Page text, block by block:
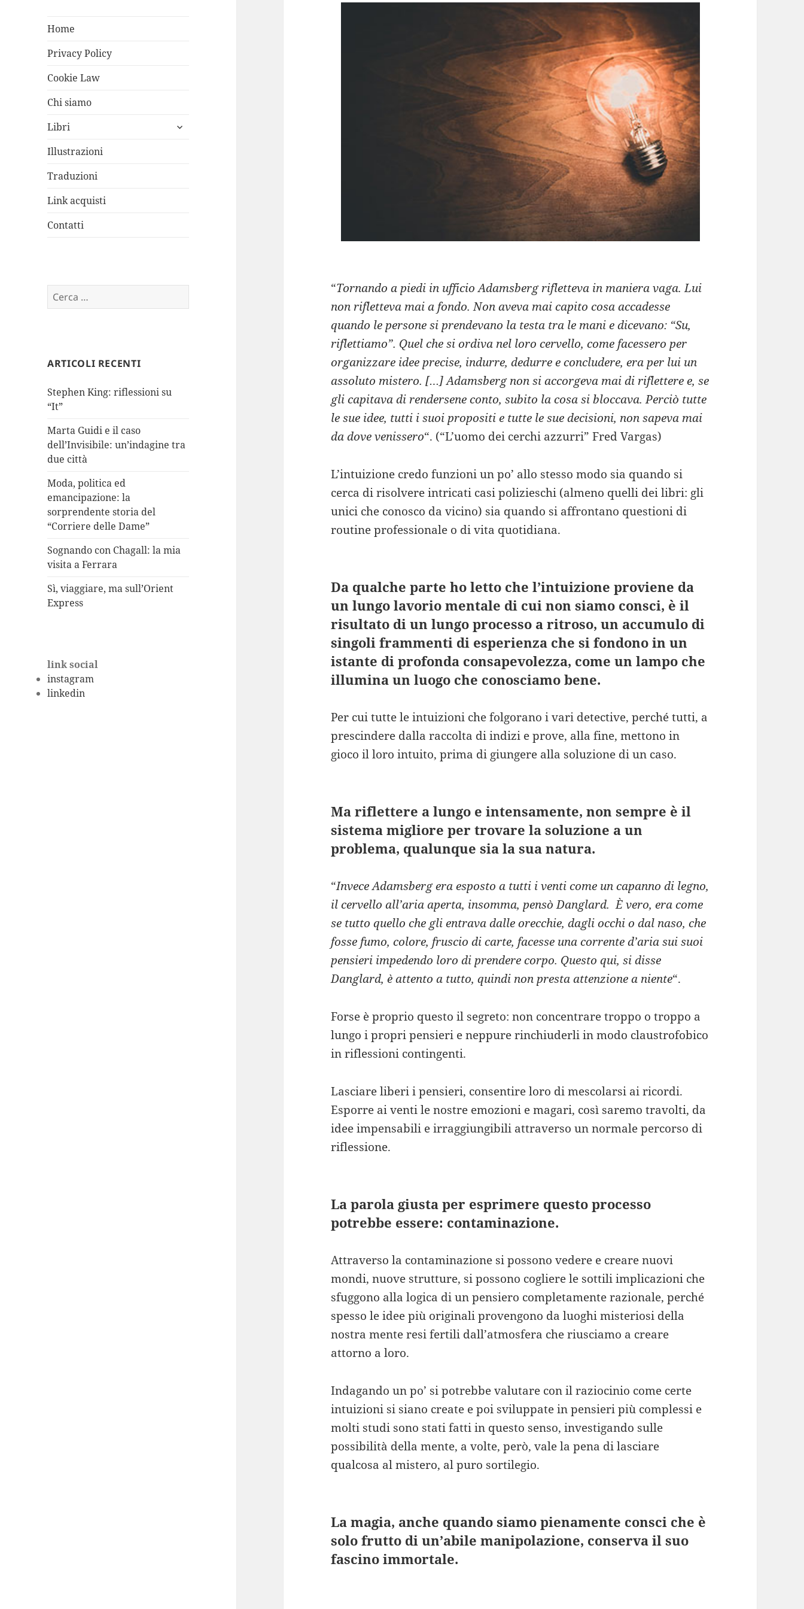
Home
Privacy Policy
Cookie Law
Chi siamo
Libri
apri
Illustrazioni
Traduzioni
Link acquisti
Contatti
Ricerca
per:
ARTICOLI RECENTI
Stephen King: riflessioni su
“It”
Marta Guidi e il caso
dell’Invisibile: un’indagine tra
due città
Moda, politica ed
emancipazione: la
sorprendente storia del
“Corriere delle Dame”
Sognando con Chagall: la mia
visita a Ferrara
Sì, viaggiare, ma sull’Orient
Express
link social
instagram
linkedin
“Tornando a piedi in ufficio Adamsberg rifletteva in maniera vaga. Lui
non rifletteva mai a fondo. Non aveva mai capito cosa accadesse
quando le persone si prendevano la testa tra le mani e dicevano: “Su,
riflettiamo”. Quel che si ordiva nel loro cervello, come facessero per
organizzare idee precise, indurre, dedurre e concludere, era per lui un
assoluto mistero. […] Adamsberg non si accorgeva mai di riflettere e, se
gli capitava di rendersene conto, subito la cosa si bloccava. Perciò tutte
le sue idee, tutti i suoi propositi e tutte le sue decisioni, non sapeva mai
da dove venissero“. (“L’uomo dei cerchi azzurri” Fred Vargas)
L’intuizione credo funzioni un po’ allo stesso modo sia quando si
cerca di risolvere intricati casi polizieschi (almeno quelli dei libri: gli
unici che conosco da vicino) sia quando si affrontano questioni di
routine professionale o di vita quotidiana.
Da qualche parte ho letto che l’intuizione proviene da
un lungo lavorio mentale di cui non siamo consci, è il
risultato di un lungo processo a ritroso, un accumulo di
singoli frammenti di esperienza che si fondono in un
istante di profonda consapevolezza, come un lampo che
illumina un luogo che conosciamo bene.
Per cui tutte le intuizioni che folgorano i vari detective, perché tutti, a
prescindere dalla raccolta di indizi e prove, alla fine, mettono in
gioco il loro intuito, prima di giungere alla soluzione di un caso.
Ma riflettere a lungo e intensamente, non sempre è il
sistema migliore per trovare la soluzione a un
problema, qualunque sia la sua natura.
“Invece Adamsberg era esposto a tutti i venti come un capanno di legno,
il cervello all’aria aperta, insomma, pensò Danglard. È vero, era come
se tutto quello che gli entrava dalle orecchie, dagli occhi o dal naso, che
fosse fumo, colore, fruscio di carte, facesse una corrente d’aria sui suoi
pensieri impedendo loro di prendere corpo. Questo qui, si disse
Danglard, è attento a tutto, quindi non presta attenzione a niente“.
Forse è proprio questo il segreto: non concentrare troppo o troppo a
lungo i propri pensieri e neppure rinchiuderli in modo claustrofobico
in riflessioni contingenti.
Lasciare liberi i pensieri, consentire loro di mescolarsi ai ricordi.
Esporre ai venti le nostre emozioni e magari, così saremo travolti, da
idee impensabili e irraggiungibili attraverso un normale percorso di
riflessione.
La parola giusta per esprimere questo processo
potrebbe essere: contaminazione.
Attraverso la contaminazione si possono vedere e creare nuovi
mondi, nuove strutture, si possono cogliere le sottili implicazioni che
sfuggono alla logica di un pensiero completamente razionale, perché
spesso le idee più originali provengono da luoghi misteriosi della
nostra mente resi fertili dall’atmosfera che riusciamo a creare
attorno a loro.
Indagando un po’ si potrebbe valutare con il raziocinio come certe
intuizioni si siano create e poi sviluppate in pensieri più complessi e
molti studi sono stati fatti in questo senso, investigando sulle
possibilità della mente, a volte, però, vale la pena di lasciare
qualcosa al mistero, al puro sortilegio.
La magia, anche quando siamo pienamente consci che è
solo frutto di un’abile manipolazione, conserva il suo
fascino immortale.